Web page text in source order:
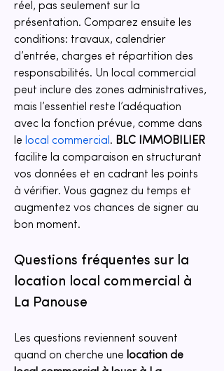
réel, pas seulement sur la
présentation. Comparez ensuite les
conditions: travaux, calendrier
d’entrée, charges et répartition des
responsabilités. Un local commercial
peut inclure des zones administratives,
mais l’essentiel reste l’adéquation
avec la fonction prévue, comme dans
le local commercial . BLC IMMOBILIER
facilite la comparaison en structurant
vos données et en cadrant les points
à vérifier. Vous gagnez du temps et
augmentez vos chances de signer au
bon moment.
Questions fréquentes sur la
location local commercial à
La Panouse
Les questions reviennent souvent
quand on cherche une location de